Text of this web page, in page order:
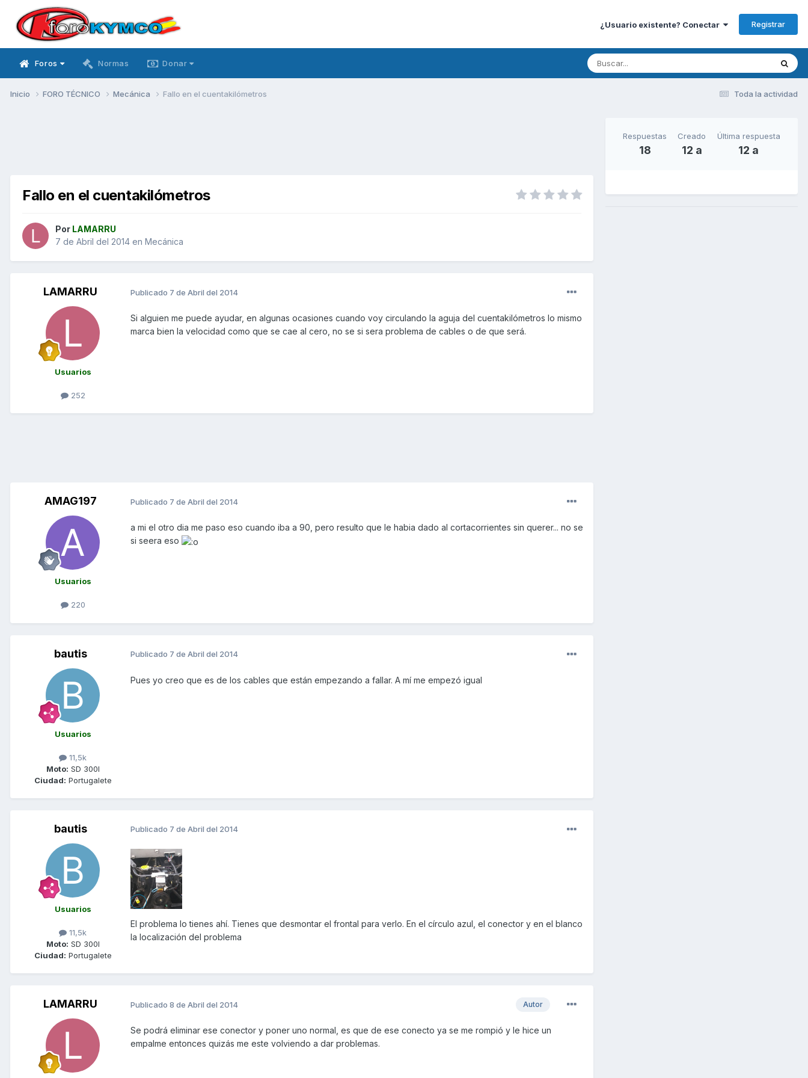
¿Usuario existente? Conectar Registrar
Foros Normas Donar
Toda la actividad
Inicio FORO TÉCNICO Mecánica Fallo en el cuentakilómetros
Fallo en el cuentakilómetros
Por LAMARRU
7 de Abril del 2014 en Mecánica
LAMARRU
Usuarios
252
Publicado 7 de Abril del 2014
Si alguien me puede ayudar, en algunas ocasiones cuando voy circulando la aguja del cuentakilómetros lo mismo
marca bien la velocidad como que se cae al cero, no se si sera problema de cables o de que será.
AMAG197
Usuarios
220
Publicado 7 de Abril del 2014
a mi el otro dia me paso eso cuando iba a 90, pero resulto que le habia dado al cortacorrientes sin querer... no se
si seera eso
bautis
Usuarios
11,5k
Moto: SD 300I
Ciudad: Portugalete
Publicado 7 de Abril del 2014
Pues yo creo que es de los cables que están empezando a fallar. A mí me empezó igual
bautis
Usuarios
11,5k
Moto: SD 300I
Ciudad: Portugalete
Publicado 7 de Abril del 2014
El problema lo tienes ahí. Tienes que desmontar el frontal para verlo. En el círculo azul, el conector y en el blanco
la localización del problema
LAMARRU Autor
Publicado 8 de Abril del 2014
Se podrá eliminar ese conector y poner uno normal, es que de ese conecto ya se me rompió y le hice un
empalme entonces quizás me este volviendo a dar problemas.
Respuestas
18
Creado
12 a
Última respuesta
12 a